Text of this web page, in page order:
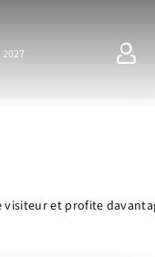
et profite